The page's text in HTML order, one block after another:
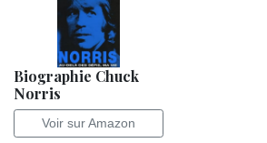
Biographie Chuck
Norris
Voir sur Amazon